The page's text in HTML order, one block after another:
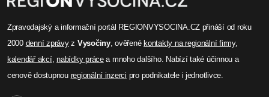
Zpravodajský a informační portál REGIONVYSOCINA.CZ přináší od roku
2000 denní zprávyz Vysočiny, ověřenékontakty na regionální firmy,
kalendář akcí,nabídky prácea mnoho dalšího. Nabízí také účinnou a
cenově dostupnou regionální inzerci pro podnikatele i jednotlivce.